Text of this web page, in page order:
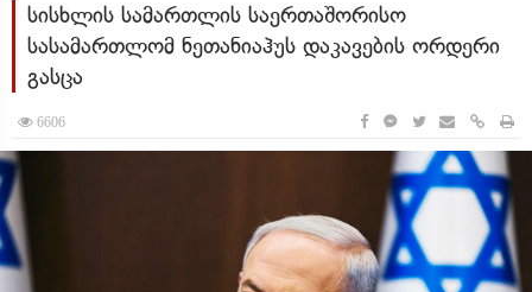
სისხლის სამართლის საერთაშორისო
სასამართლომ ნეთანიაჰუს დაკავების ორდერი
გასცა
6606